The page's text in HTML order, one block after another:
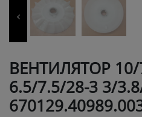
ВЕНТИЛЯТОР 10/
6.5/7.5/28-3 3/